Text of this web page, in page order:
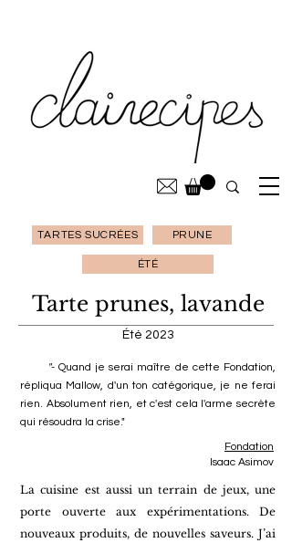
TARTES SUCRÉES PRUNE
ÉTÉ
Tarte prunes, lavande
Été 2023
"- Quand je serai maître de cette Fondation,
répliqua Mallow, d'un ton catégorique, je ne ferai
rien. Absolument rien, et c'est cela l'arme secrète
qui résoudra la crise."
Fondation
Isaac Asimov
La cuisine est aussi un terrain de jeux, une
porte ouverte aux expérimentations. De
nouveaux produits, de nouvelles saveurs. J’ai